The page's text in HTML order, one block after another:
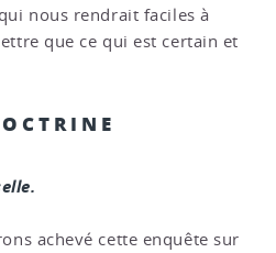
nous rendrait faciles à
que ce qui est certain et
achevé cette enquête sur